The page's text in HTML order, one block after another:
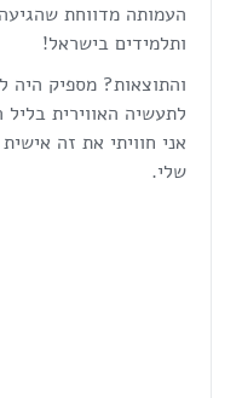
ותלמידים בישראל!
והתוצאות? מספיק היה
לתעשיה האווירית
אני חוויתי את זה
שלי.